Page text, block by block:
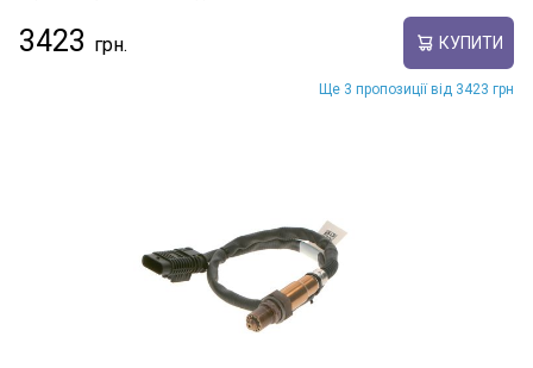
3423 КУПИТИ
Ще 3 пропозиції від 3423 грн